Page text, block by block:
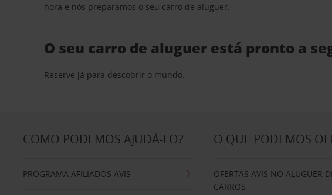
hora e nós preparamos o seu carro de aluguer.
O seu carro de aluguer está pronto a
Reserve já para descobrir o mundo.
COMO PODEMOS AJUDÁ-LO?
PROGRAMA AFILIADOS AVIS
O QUE PODEMOS
OFERTAS AVIS NO ALUGUER
CARROS